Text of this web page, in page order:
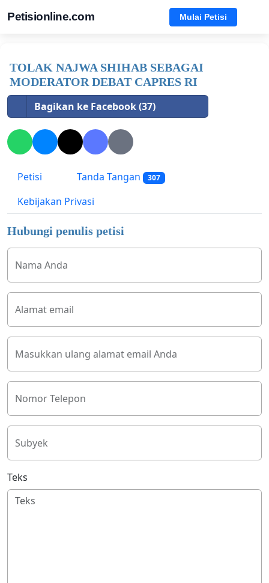
Petisionline.com Mulai Petisi
TOLAK NAJWA SHIHAB SEBAGAI
MODERATOR DEBAT CAPRES RI
Bagikan ke Facebook (37)
Petisi Tanda Tangan 307
Kebijakan Privasi
Hubungi penulis petisi
Nama Anda
Alamat email
Masukkan ulang alamat email Anda
Nomor Telepon
Subyek
Teks